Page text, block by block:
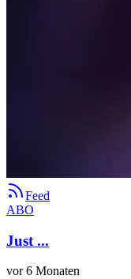
Feed
ABO
Just ...
vor 6 Monaten